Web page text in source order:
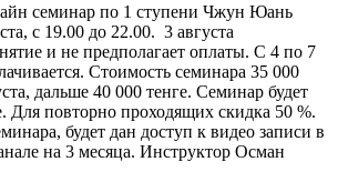
семинар по 1 ступени Чжун Юань
с 19.00 до 22.00. 3 августа
и не предполагает оплаты. С 4 по 7
Стоимость семинара 35 000
дальше 40 000 тенге. Семинар будет
Для повторно проходящих скидка 50 %.
будет дан доступ к видео записи в
на 3 месяца. Инструктор Осман